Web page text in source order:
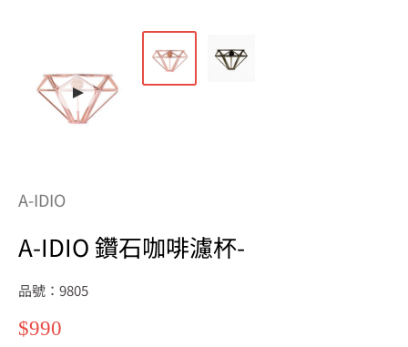
A-IDIO
A-IDIO 鑽石咖啡濾杯-
品號：9805
特
$990